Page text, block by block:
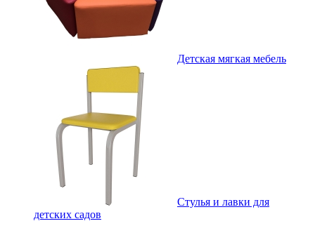
Детская мягкая мебель
Стулья и лавки для
детских садов